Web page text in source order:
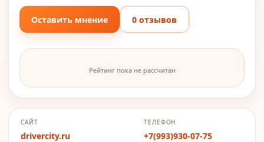
Оставить мнение 0 отзывов
Рейтинг пока не рассчитан
САЙТ
drivercity.ru
ТЕЛЕФОН
+7(993)930-07-75